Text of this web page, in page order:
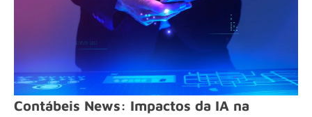
Contábeis News: Impactos da IA na